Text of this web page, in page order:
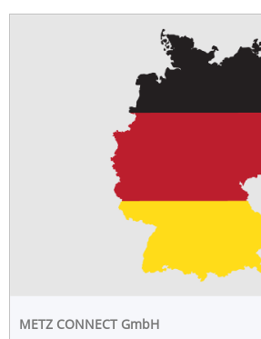
METZ CONNECT GmbH